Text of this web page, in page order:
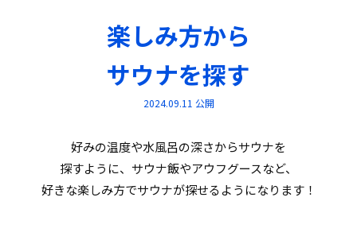
楽しみ方から
サウナを探す
2024.09.11 公開
好みの温度や水風呂の深さからサウナを
探すように、サウナ飯やアウフグースなど、
好きな楽しみ方でサウナが探せるようになります！